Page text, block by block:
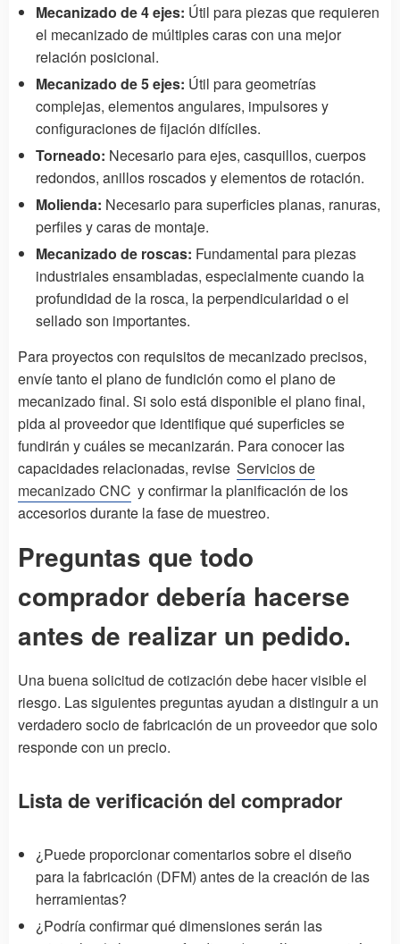
Mecanizado de 4 ejes: Útil para piezas que requieren
el mecanizado de múltiples caras con una mejor
relación posicional.
Mecanizado de 5 ejes: Útil para geometrías
complejas, elementos angulares, impulsores y
configuraciones de fijación difíciles.
Torneado: Necesario para ejes, casquillos, cuerpos
redondos, anillos roscados y elementos de rotación.
Molienda: Necesario para superficies planas, ranuras,
perfiles y caras de montaje.
Mecanizado de roscas: Fundamental para piezas
industriales ensambladas, especialmente cuando la
profundidad de la rosca, la perpendicularidad o el
sellado son importantes.
Para proyectos con requisitos de mecanizado precisos,
envíe tanto el plano de fundición como el plano de
mecanizado final. Si solo está disponible el plano final,
pida al proveedor que identifique qué superficies se
fundirán y cuáles se mecanizarán. Para conocer las
capacidades relacionadas, revise Servicios de
mecanizado CNC y confirmar la planificación de los
accesorios durante la fase de muestreo.
Preguntas que todo
comprador debería hacerse
antes de realizar un pedido.
Una buena solicitud de cotización debe hacer visible el
riesgo. Las siguientes preguntas ayudan a distinguir a un
verdadero socio de fabricación de un proveedor que solo
responde con un precio.
Lista de verificación del comprador
¿Puede proporcionar comentarios sobre el diseño
para la fabricación (DFM) antes de la creación de las
herramientas?
¿Podría confirmar qué dimensiones serán las